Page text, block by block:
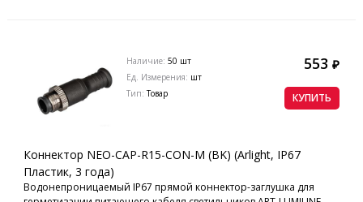
Коннектор NEO-CAP-R15-CON-M (BK) (Arlight, IP67
Пластик, 3 года)
Водонепроницаемый IP67 прямой коннектор-заглушка для
553₽
КУПИТЬ
Наличие: 50 шт
Ед. Измерения: шт
Тип:Товар